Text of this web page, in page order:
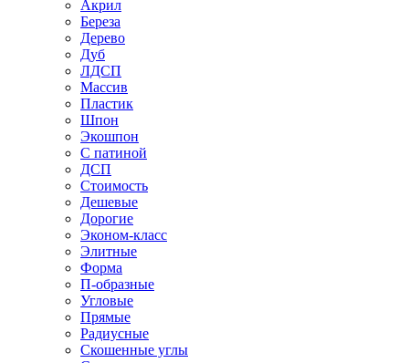
Акрил
Береза
Дерево
Дуб
ЛДСП
Массив
Пластик
Шпон
Экошпон
С патиной
ДСП
Стоимость
Дешевые
Дорогие
Эконом-класс
Элитные
Форма
П-образные
Угловые
Прямые
Радиусные
Скошенные углы